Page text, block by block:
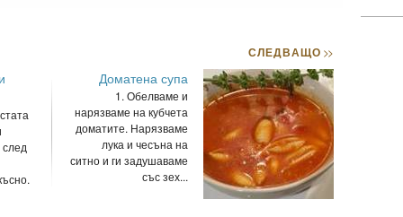
СЛЕДВАЩО>>
Доматена супа
1. Обелваме и
нарязваме на кубчета
доматите. Нарязваме
лука и чесъна на
ситно и ги задушаваме
със зех...